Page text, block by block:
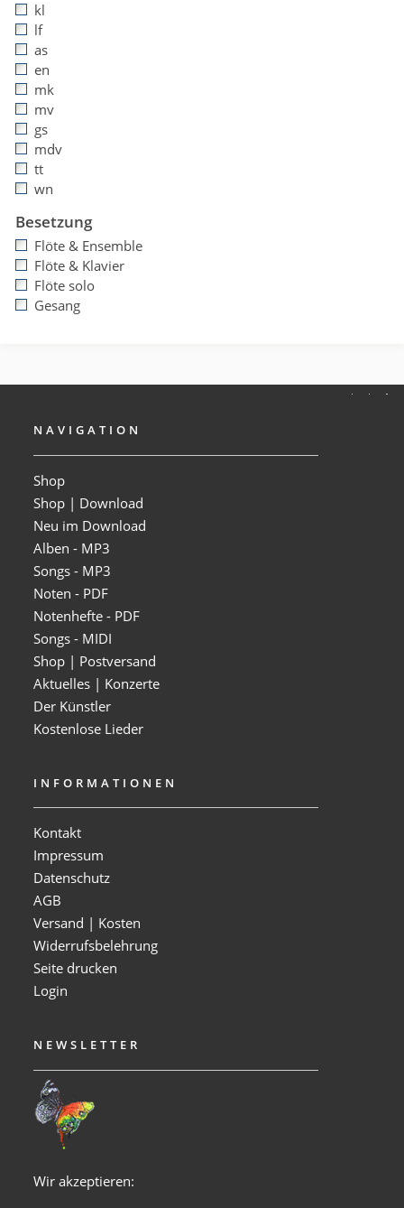
kl
lf
as
en
mk
mv
gs
mdv
tt
wn
Besetzung
Flöte & Ensemble
Flöte & Klavier
Flöte solo
Gesang
NAVIGATION
Shop
Shop | Download
Neu im Download
Alben - MP3
Songs - MP3
Noten - PDF
Notenhefte - PDF
Songs - MIDI
Shop | Postversand
Aktuelles | Konzerte
Der Künstler
Kostenlose Lieder
INFORMATIONEN
Kontakt
Impressum
Datenschutz
AGB
Versand | Kosten
Widerrufsbelehrung
Seite drucken
Login
NEWSLETTER
Wir akzeptieren: